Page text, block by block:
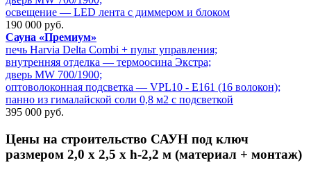
освещение — LED лента с диммером и блоком
190 000 руб.
Сауна «Премиум»
печь Harvia Delta Combi + пульт управления;
внутренняя отделка — термоосина Экстра;
дверь MW 700/1900;
оптоволоконная подсветка — VPL10 - E161 (16 волокон);
панно из гималайской соли 0,8 м2 с подсветкой
395 000 руб.
Цены на строительство САУН под ключ
размером 2,0 х 2,5 х h-2,2 м (материал + монтаж)